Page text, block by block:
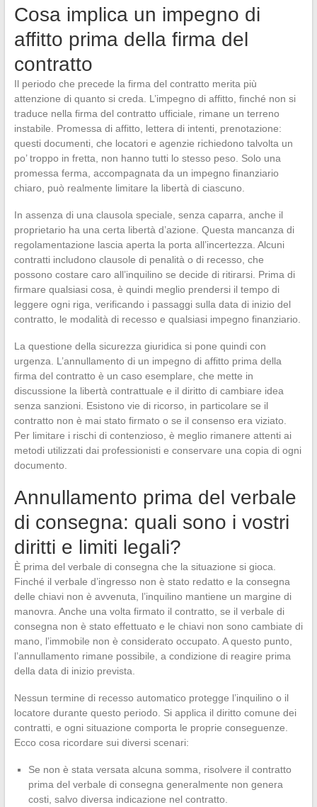
Cosa implica un impegno di
affitto prima della firma del
contratto
Il periodo che precede la firma del contratto merita più
attenzione di quanto si creda. L’impegno di affitto, finché non si
traduce nella firma del contratto ufficiale, rimane un terreno
instabile. Promessa di affitto, lettera di intenti, prenotazione:
questi documenti, che locatori e agenzie richiedono talvolta un
po’ troppo in fretta, non hanno tutti lo stesso peso. Solo una
promessa ferma, accompagnata da un impegno finanziario
chiaro, può realmente limitare la libertà di ciascuno.
In assenza di una clausola speciale, senza caparra, anche il
proprietario ha una certa libertà d’azione. Questa mancanza di
regolamentazione lascia aperta la porta all’incertezza. Alcuni
contratti includono clausole di penalità o di recesso, che
possono costare caro all’inquilino se decide di ritirarsi. Prima di
firmare qualsiasi cosa, è quindi meglio prendersi il tempo di
leggere ogni riga, verificando i passaggi sulla data di inizio del
contratto, le modalità di recesso e qualsiasi impegno finanziario.
La questione della sicurezza giuridica si pone quindi con
urgenza. L’annullamento di un impegno di affitto prima della
firma del contratto è un caso esemplare, che mette in
discussione la libertà contrattuale e il diritto di cambiare idea
senza sanzioni. Esistono vie di ricorso, in particolare se il
contratto non è mai stato firmato o se il consenso era viziato.
Per limitare i rischi di contenzioso, è meglio rimanere attenti ai
metodi utilizzati dai professionisti e conservare una copia di ogni
documento.
Annullamento prima del verbale
di consegna: quali sono i vostri
diritti e limiti legali?
È prima del verbale di consegna che la situazione si gioca.
Finché il verbale d’ingresso non è stato redatto e la consegna
delle chiavi non è avvenuta, l’inquilino mantiene un margine di
manovra. Anche una volta firmato il contratto, se il verbale di
consegna non è stato effettuato e le chiavi non sono cambiate di
mano, l’immobile non è considerato occupato. A questo punto,
l’annullamento rimane possibile, a condizione di reagire prima
della data di inizio prevista.
Nessun termine di recesso automatico protegge l’inquilino o il
locatore durante questo periodo. Si applica il diritto comune dei
contratti, e ogni situazione comporta le proprie conseguenze.
Ecco cosa ricordare sui diversi scenari:
Se non è stata versata alcuna somma, risolvere il contratto
prima del verbale di consegna generalmente non genera
costi, salvo diversa indicazione nel contratto.